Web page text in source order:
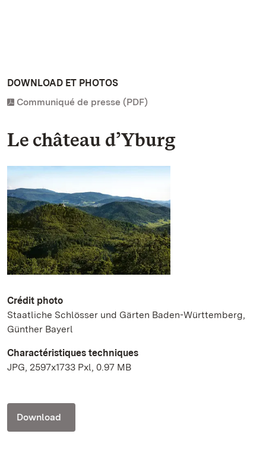
DOWNLOAD ET PHOTOS
Communiqué de presse (PDF)
Le château d’Yburg
Crédit photo
Staatliche Schlösser und Gärten Baden-Württemberg,
Günther Bayerl
Charactéristiques techniques
JPG, 2597x1733 Pxl, 0.97 MB
Download